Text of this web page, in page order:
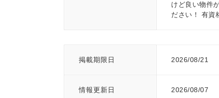
けど良い物件
ださい！ 有資
掲載期限日 2026/08/21
情報更新日 2026/08/07